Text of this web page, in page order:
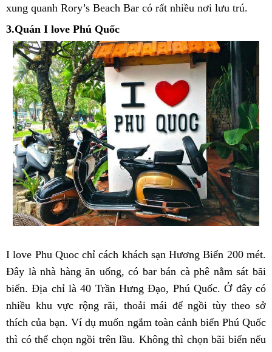
xung quanh Rory’s Beach Bar có rất nhiều nơi lưu trú.
3.Quán I love Phú Quốc
I love Phu Quoc chỉ cách khách sạn Hương Biển 200 mét.
Đây là nhà hàng ăn uống, có bar bán cà phê nằm sát bãi
biển. Địa chỉ là 40 Trần Hưng Đạo, Phú Quốc. Ở đây có
nhiều khu vực rộng rãi, thoải mái để ngồi tùy theo sở
thích của bạn. Ví dụ muốn ngắm toàn cảnh biển Phú Quốc
thì có thể chọn ngồi trên lầu. Không thì chọn bãi biển nếu